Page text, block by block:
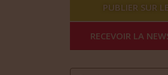
PUBLIER SUR
RECEVOIR LA